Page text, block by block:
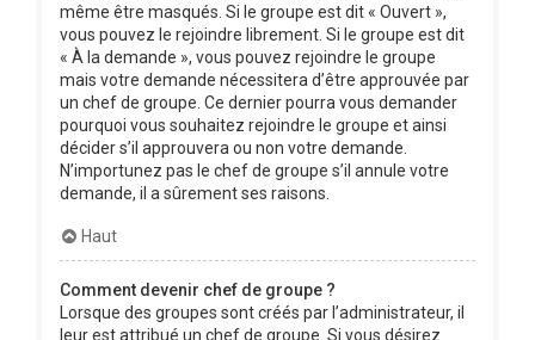
même être masqués. Si le groupe est dit « Ouvert »,
vous pouvez le rejoindre librement. Si le groupe est dit
« À la demande », vous pouvez rejoindre le groupe
mais votre demande nécessitera d’être approuvée par
un chef de groupe. Ce dernier pourra vous demander
pourquoi vous souhaitez rejoindre le groupe et ainsi
décider s’il approuvera ou non votre demande.
N’importunez pas le chef de groupe s’il annule votre
demande, il a sûrement ses raisons.
Haut
Comment devenir chef de groupe ?
Lorsque des groupes sont créés par l’administrateur, il
leur est attribué un chef de groupe. Si vous désirez